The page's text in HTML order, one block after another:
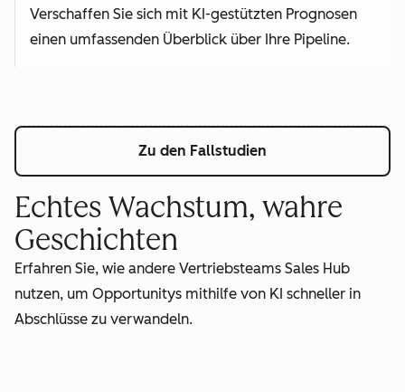
Verschaffen Sie sich mit KI-gestützten Prognosen
einen umfassenden Überblick über Ihre Pipeline.
Zu den Fallstudien
Echtes Wachstum, wahre
Geschichten
Erfahren Sie, wie andere Vertriebsteams Sales Hub
nutzen, um Opportunitys mithilfe von KI schneller in
Abschlüsse zu verwandeln.